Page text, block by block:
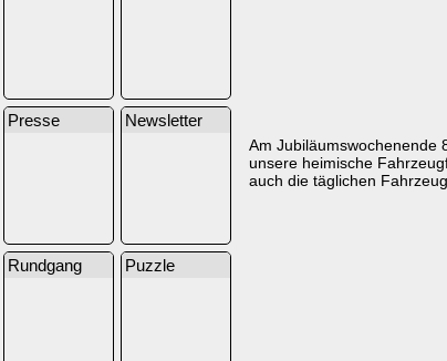
Presse Newsletter
Rundgang Puzzle
Am Jubiläumswochenende
unsere heimische
auch die täglichen